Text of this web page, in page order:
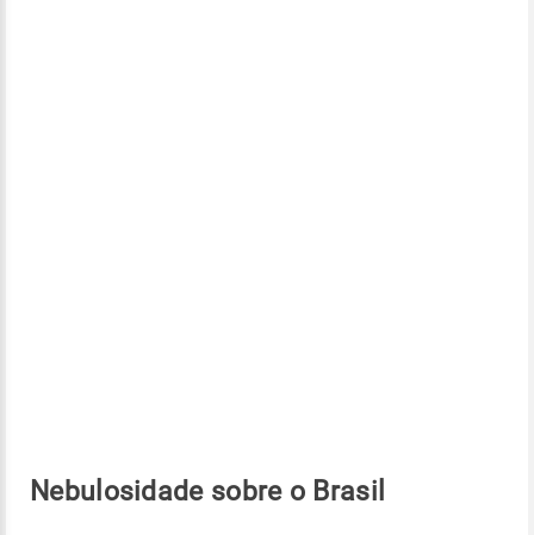
Nebulosidade sobre o Brasil